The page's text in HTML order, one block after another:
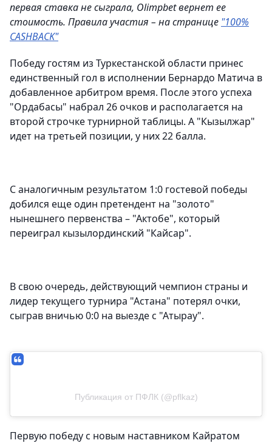
первая ставка не сыграла, Olimpbet вернет ее
стоимость. Правила участия – на странице "100%
CASHBACK"
Победу гостям из Туркестанской области принес
единственный гол в исполнении Бернардо Матича в
добавленное арбитром время. После этого успеха
"Ордабасы" набрал 26 очков и располагается на
второй строчке турнирной таблицы. А "Кызылжар"
идет на третьей позиции, у них 22 балла.
C аналогичным результатом 1:0 гостевой победы
добился еще один претендент на "золото"
нынешнего первенства – "Актобе", который
переиграл кызылординский "Кайсар".
В свою очередь, действующий чемпион страны и
лидер текущего турнира "Астана" потерял очки,
сыграв вничью 0:0 на выезде с "Атырау".
Публикация от ПФЛК (@pflkaz)
Первую победу с новым наставником Кайратом